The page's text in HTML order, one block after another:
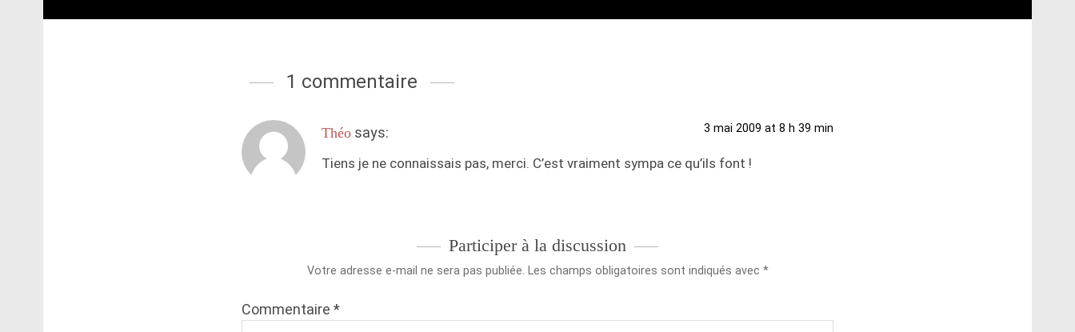
1 commentaire
Théo says: 3 mai 2009 at 8 h 39 min
Tiens je ne connaissais pas, merci. C’est vraiment sympa ce qu’ils font !
Participer à la discussion
Votre adresse e-mail ne sera pas publiée. Les champs obligatoires sont indiqués avec *
Commentaire *